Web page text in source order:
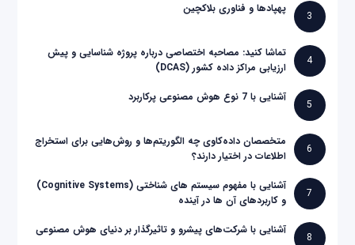
3
پهپادها و فناوری بلاکچین
4
تماشا کنید: مصاحبه اختصاصی درباره پروژه شناسایی و پیش
ارزیابی مراکز داده کشور (DCAS)
5
آشنایی با 7 نوع هوش مصنوعی پرکاربرد
6
متخصصان داده‌کاوی چه الگوریتم‌ها و روش‌هایی برای استخراج
اطلاعات در اختیار دارند؟
7
آشنایی با مفهوم سیستم های شناختی (Cognitive Systems)
و کاربردهای آن ها در آینده
8
آشنایی با شرکت‌های پیشرو و تاثیرگذار بر دنیای هوش مصنوعی